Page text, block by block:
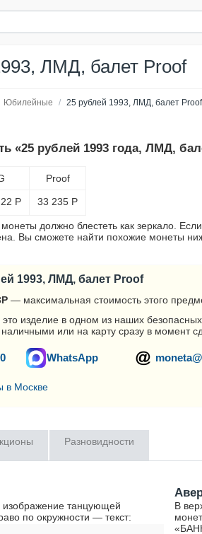
ЛМД, балет Proof
Юбилейные / 25 рублей 1993, ЛМД, балет Proof
«25 рублей 1993 года, ЛМД,
Р
Proof
33 235 Р
должно блестеть как зеркало.
Вы сможете найти похожие монеты
1993, ЛМД, балет Proof
Р — максимальная стоимость этого
это изделие в одном из наших
или на карту сразу в момент
WhatsApp
в Москве
Разновидности
изображение танцующей
по окружности — текст:
В